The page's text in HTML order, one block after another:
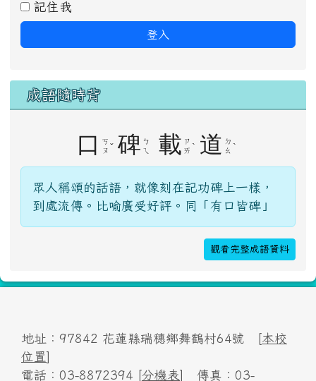
口ㄡ ˇ 碑ㄟ
載 ㄞˋ 道
ㄠˋ
眾人稱頌的話語，就像刻在記功碑上一樣，
到處流傳。比喻廣受好評。同「有口皆碑」
觀看完整成語資料
地址：97842 花蓮縣瑞穗鄉舞鶴村64號 [